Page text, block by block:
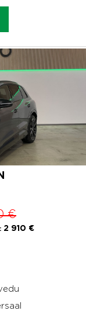
€
2 910 €